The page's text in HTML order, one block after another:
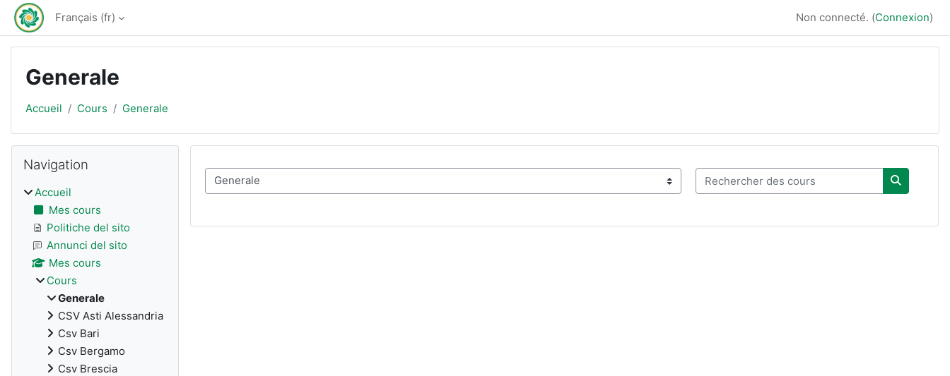
Passer au contenu principal
Français ‎(fr)‎ Non connecté. (Connexion)
Generale
Accueil Cours Generale
Catégories de cours
Rechercher des cours
Blocs
Navigation
Accueil
Mes cours
Politiche del sito
Annunci del sito
Mes cours
Cours
Generale
CSV Asti Alessandria
Csv Bari
Csv Bergamo
Csv Brescia